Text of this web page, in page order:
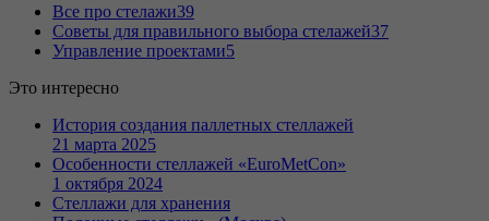
Все про стелажи39
Советы для правильного выбора стелажей37
Управление проектами5
Это интересно
История создания паллетных стеллажей
21 марта 2025
Особенности стеллажей «EuroMetCon»
1 октября 2024
Стеллажи для хранения